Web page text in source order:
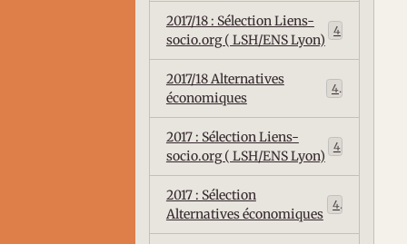
2017/18 : Sélection Liens-
socio.org ( LSH/ENS Lyon)
2017/18 Alternatives
économiques
4
2017 : Sélection Liens-
socio.org ( LSH/ENS Lyon)
4
2017 : Sélection
Alternatives économiques
4